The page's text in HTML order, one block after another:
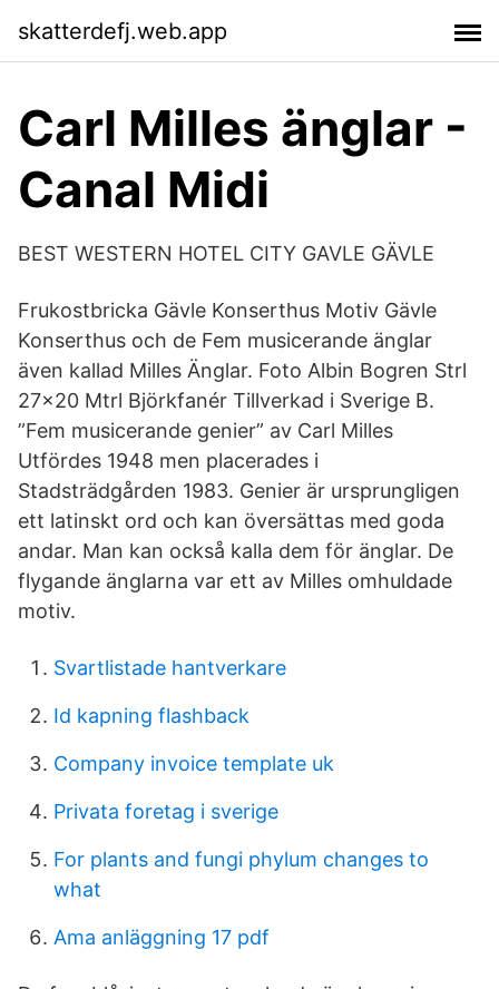
skatterdefj.web.app
Carl Milles änglar -
Canal Midi
BEST WESTERN HOTEL CITY GAVLE GÄVLE
Frukostbricka Gävle Konserthus Motiv Gävle
Konserthus och de Fem musicerande änglar
även kallad Milles Änglar. Foto Albin Bogren Strl
27x20 Mtrl Björkfanér Tillverkad i Sverige B.
”Fem musicerande genier” av Carl Milles
Utfördes 1948 men placerades i
Stadsträdgården 1983. Genier är ursprungligen
ett latinskt ord och kan översättas med goda
andar. Man kan också kalla dem för änglar. De
flygande änglarna var ett av Milles omhuldade
motiv.
Svartlistade hantverkare
Id kapning flashback
Company invoice template uk
Privata foretag i sverige
For plants and fungi phylum changes to
what
Ama anläggning 17 pdf